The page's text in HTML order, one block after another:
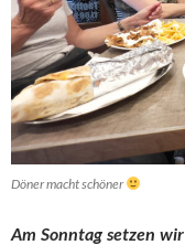
Döner macht schöner
Am Sonntag setzen